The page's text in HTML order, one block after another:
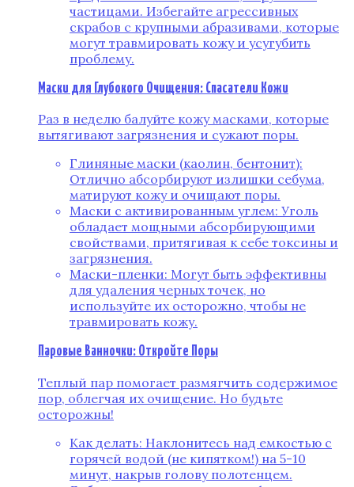
частицами. Избегайте агрессивных
скрабов с крупными абразивами, которые
могут травмировать кожу и усугубить
проблему.
Маски для Глубокого Очищения: Спасатели Кожи
Раз в неделю балуйте кожу масками, которые
вытягивают загрязнения и сужают поры.
Глиняные маски (каолин, бентонит):
Отлично абсорбируют излишки себума,
матируют кожу и очищают поры.
Маски с активированным углем: Уголь
обладает мощными абсорбирующими
свойствами, притягивая к себе токсины и
загрязнения.
Маски-пленки: Могут быть эффективны
для удаления черных точек, но
используйте их осторожно, чтобы не
травмировать кожу.
Паровые Ванночки: Откройте Поры
Теплый пар помогает размягчить содержимое
пор, облегчая их очищение. Но будьте
осторожны!
Как делать: Наклонитесь над емкостью с
горячей водой (не кипятком!) на 5-10
минут, накрыв голову полотенцем.